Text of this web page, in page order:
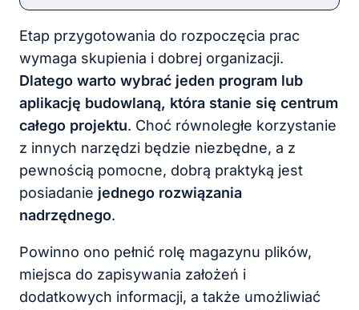
Etap przygotowania do rozpoczęcia prac
wymaga skupienia i dobrej organizacji.
Dlatego warto wybrać jeden program lub
aplikację budowlaną, która stanie się centrum
całego projektu. Choć równoległe korzystanie
z innych narzędzi będzie niezbędne, a z
pewnością pomocne, dobrą praktyką jest
posiadanie jednego rozwiązania
nadrzędnego.
Powinno ono pełnić rolę magazynu plików,
miejsca do zapisywania założeń i
dodatkowych informacji, a także umożliwiać